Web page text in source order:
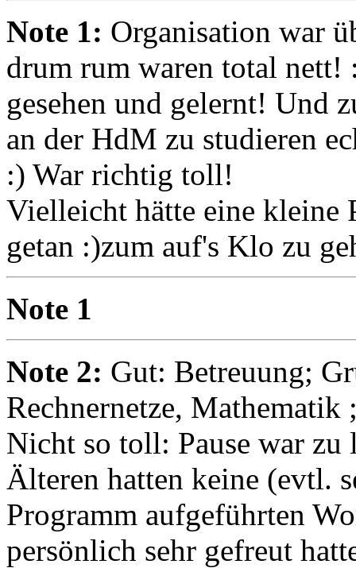
Note 1: Organisation war
drum rum waren total
gesehen und gelernt! Und
an der HdM zu studieren
:) War richtig toll!
Vielleicht hätte eine kleine
getan :)zum auf's Klo zu
Note 1
Note 2: Gut: Betreuung;
Rechnernetze,
Nicht so toll: Pause war
Älteren hatten keine (evtl.
Programm aufgeführten
persönlich sehr gefreut